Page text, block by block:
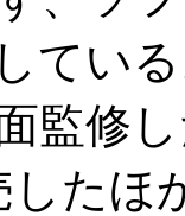
てい
監修
したほ